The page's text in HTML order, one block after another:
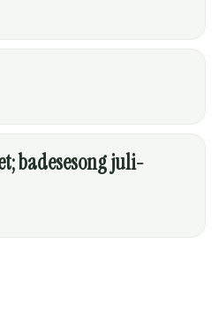
badesesong juli-